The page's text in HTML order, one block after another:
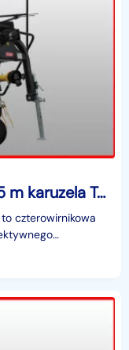
Przetrząsacz 4 wirnikowy 5, 5 m karuzela Tornado Talex
czterowirnikowa
tym samym